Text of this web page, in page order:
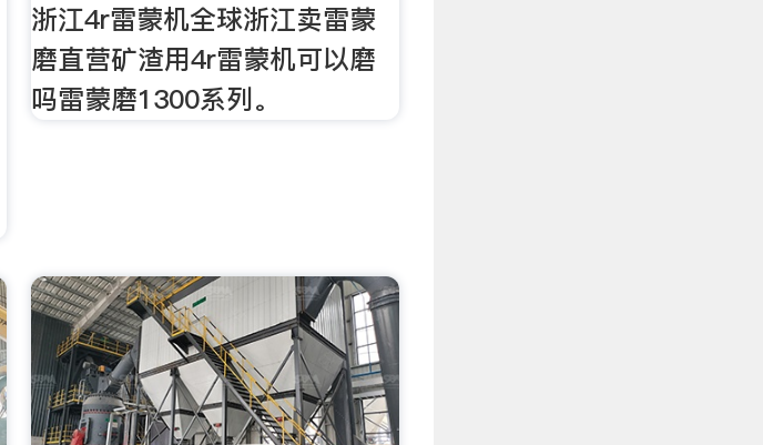
浙江4r雷蒙机全球浙江卖雷蒙
磨直营矿渣用4r雷蒙机可以磨
吗雷蒙磨1300系列。